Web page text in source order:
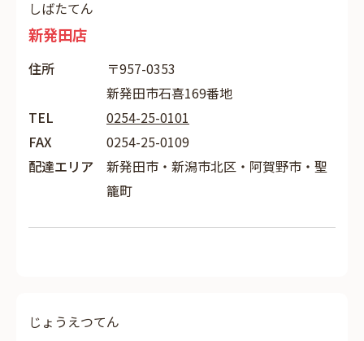
しばたてん
新発田店
住所
〒957-0353
新発田市石喜169番地
TEL
0254-25-0101
FAX
0254-25-0109
配達エリア
新発田市・新潟市北区・阿賀野市・聖
籠町
じょうえつてん